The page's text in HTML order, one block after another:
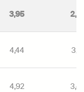
3,95
4,44 3,21
4,92